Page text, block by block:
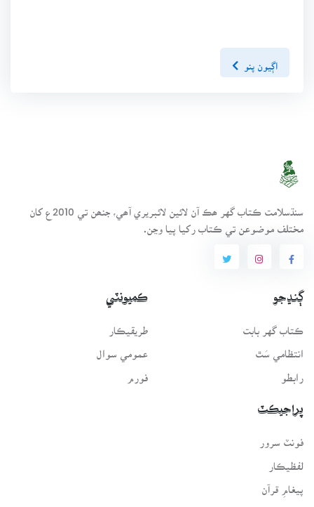
اڳيون پنو
سنڌسلامت ڪتاب گهر ھڪ آن لائين لائبريري آھي، جنھن تي 2010ع کان
مختلف موضوعن تي ڪتاب رکيا پيا وڃن.
ڳنڍجو
ڪتاب گهر بابت
انتظامي سَٿ
رابطو
ڪميونٽي
طريقيڪار
عمومي سوال
فورم
پراجيڪٽ
فونٽ سرور
لفظيڪار
پيغامِ قرآن